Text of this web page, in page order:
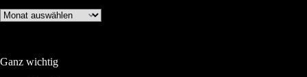
Archiv
Ganz wichtig